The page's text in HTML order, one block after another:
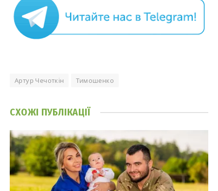
Артур Чечоткін Тимошенко
СХОЖІ ПУБЛІКАЦІЇ